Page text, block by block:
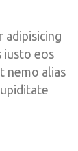
adipisicing
iusto eos
nemo alias